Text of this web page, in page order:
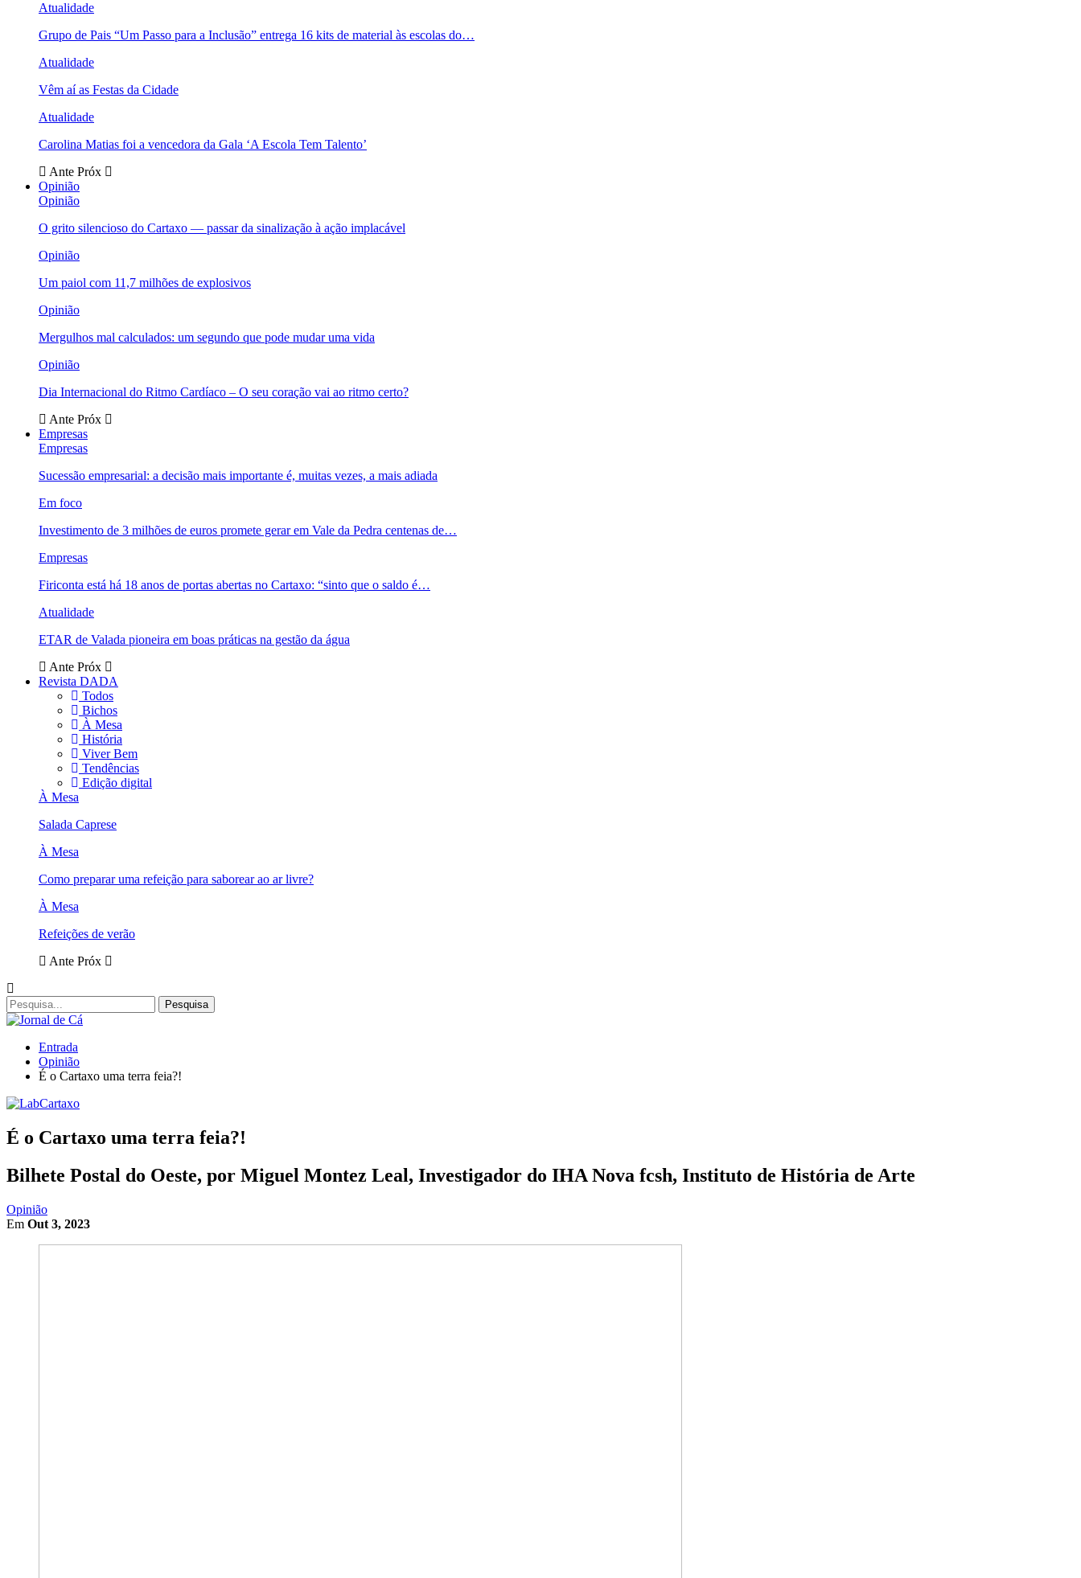
Atualidade
Grupo de Pais “Um Passo para a Inclusão” entrega 16 kits de material às escolas do…
Atualidade
Vêm aí as Festas da Cidade
Atualidade
Carolina Matias foi a vencedora da Gala ‘A Escola Tem Talento’
Ante Próx
Opinião
Opinião
O grito silencioso do Cartaxo — passar da sinalização à ação implacável
Opinião
Um paiol com 11,7 milhões de explosivos
Opinião
Mergulhos mal calculados: um segundo que pode mudar uma vida
Opinião
Dia Internacional do Ritmo Cardíaco – O seu coração vai ao ritmo certo?
Ante Próx
Empresas
Empresas
Sucessão empresarial: a decisão mais importante é, muitas vezes, a mais adiada
Em foco
Investimento de 3 milhões de euros promete gerar em Vale da Pedra centenas de…
Empresas
Firiconta está há 18 anos de portas abertas no Cartaxo: “sinto que o saldo é…
Atualidade
ETAR de Valada pioneira em boas práticas na gestão da água
Ante Próx
Revista DADA
Todos
Bichos
À Mesa
História
Viver Bem
Tendências
Edição digital
À Mesa
Salada Caprese
À Mesa
Como preparar uma refeição para saborear ao ar livre?
À Mesa
Refeições de verão
Ante Próx
Entrada
Opinião
É o Cartaxo uma terra feia?!
É o Cartaxo uma terra feia?!
Bilhete Postal do Oeste, por Miguel Montez Leal, Investigador do IHA Nova fcsh, Instituto de História de Arte
Opinião
Em Out 3, 2023